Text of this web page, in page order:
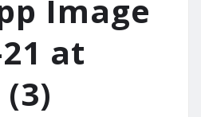
Image
at